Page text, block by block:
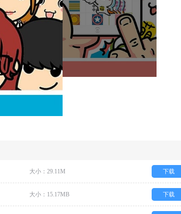
大小：29.11M 下载
大小：15.17MB 下载